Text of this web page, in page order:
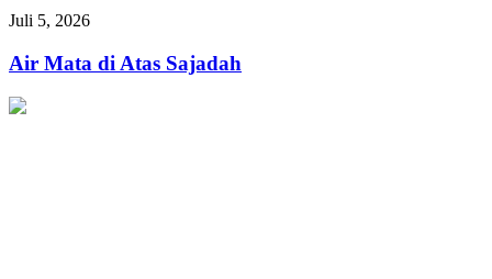
dan
untuk
Air
di
Atas
Sajadah
Juli 5, 2026
Air Mata di Atas Sajadah